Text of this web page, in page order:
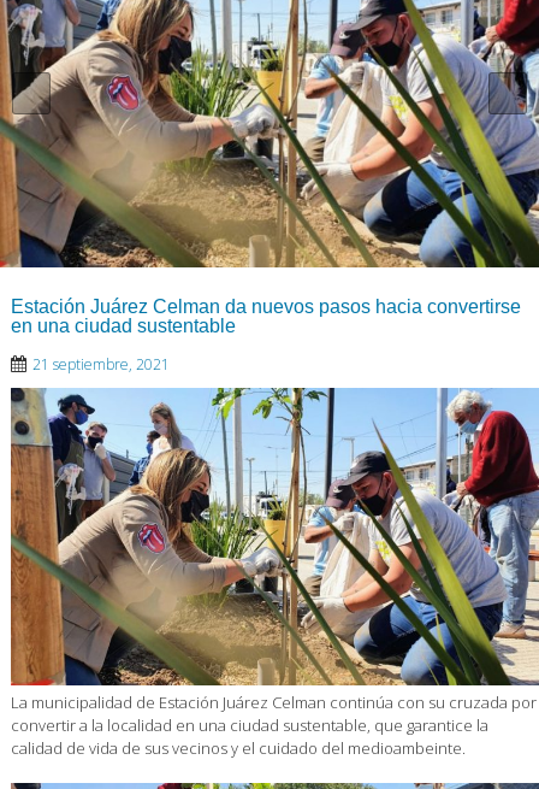
Estación Juárez Celman da nuevos pasos hacia convertirse
en una ciudad sustentable
21 septiembre, 2021
La municipalidad de Estación Juárez Celman continúa con su cruzada por
convertir a la localidad en una ciudad sustentable, que garantice la
calidad de vida de sus vecinos y el cuidado del medioambeinte.